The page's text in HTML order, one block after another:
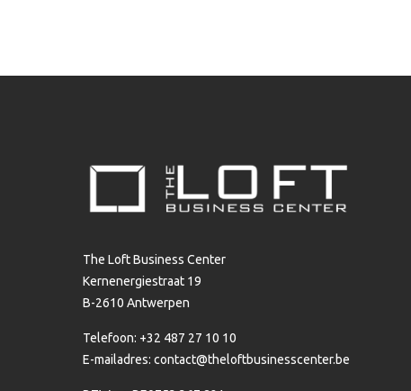
The Loft Business Center
Kernenergiestraat 19
B-2610 Antwerpen
Telefoon: +32 487 27 10 10
E-mailadres: contact@theloftbusinesscenter.be